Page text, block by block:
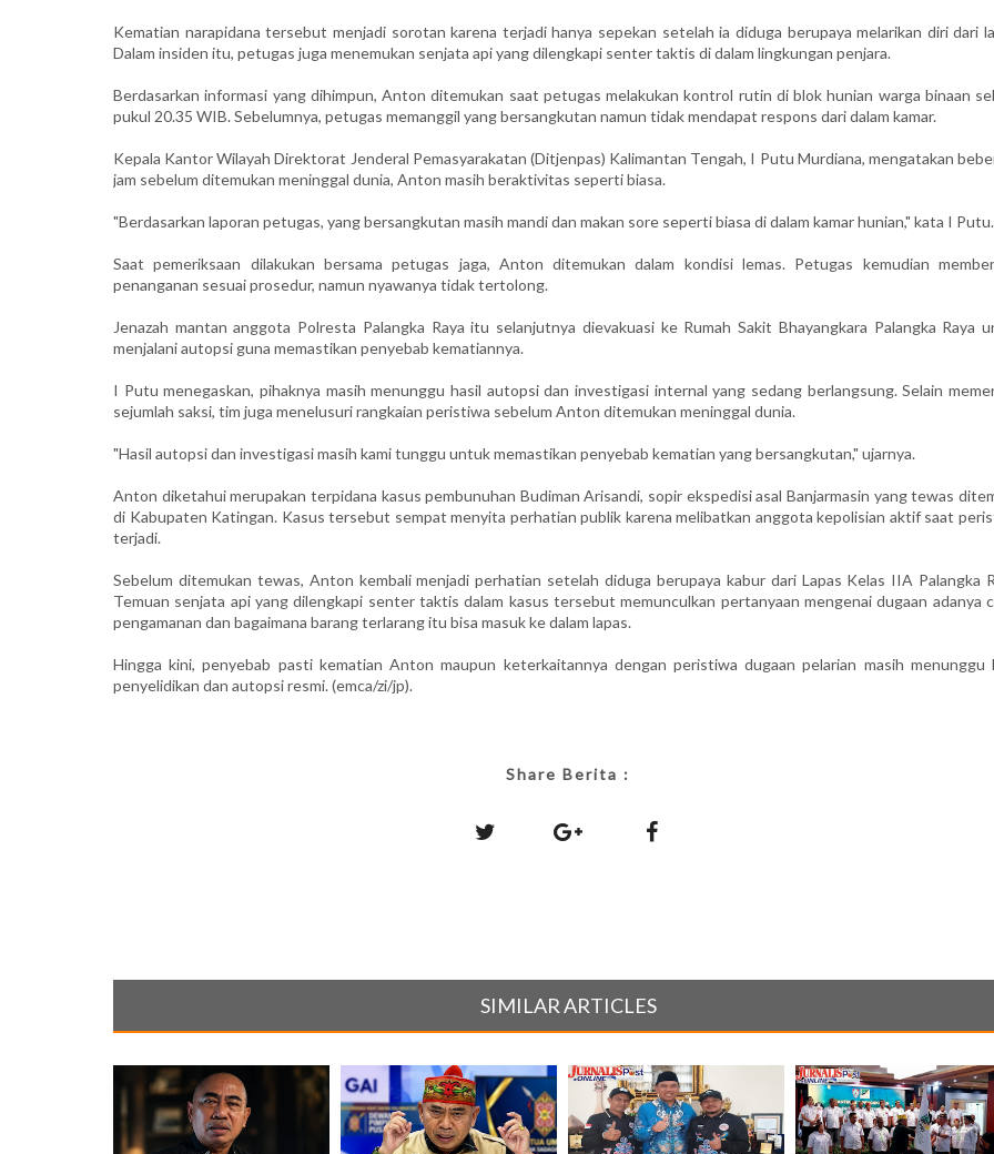
Kematian narapidana tersebut menjadi sorotan karena terjadi hanya sepekan setelah ia diduga berupaya melarikan diri dari
Dalam insiden itu, petugas juga menemukan senjata api yang dilengkapi senter taktis di dalam lingkungan penjara.
Berdasarkan informasi yang dihimpun, Anton ditemukan saat petugas melakukan kontrol rutin di blok hunian warga binaan
pukul 20.35 WIB. Sebelumnya, petugas memanggil yang bersangkutan namun tidak mendapat respons dari dalam kamar.
Kepala Kantor Wilayah Direktorat Jenderal Pemasyarakatan (Ditjenpas) Kalimantan Tengah, I Putu Murdiana, mengatakan
jam sebelum ditemukan meninggal dunia, Anton masih beraktivitas seperti biasa.
"Berdasarkan laporan petugas, yang bersangkutan masih mandi dan makan sore seperti biasa di dalam kamar hunian," kata I Putu.
Saat pemeriksaan dilakukan bersama petugas jaga, Anton ditemukan dalam kondisi lemas. Petugas kemudian
penanganan sesuai prosedur, namun nyawanya tidak tertolong.
Jenazah mantan anggota Polresta Palangka Raya itu selanjutnya dievakuasi ke Rumah Sakit Bhayangkara Palangka Raya
menjalani autopsi guna memastikan penyebab kematiannya.
I Putu menegaskan, pihaknya masih menunggu hasil autopsi dan investigasi internal yang sedang berlangsung. Selain
sejumlah saksi, tim juga menelusuri rangkaian peristiwa sebelum Anton ditemukan meninggal dunia.
"Hasil autopsi dan investigasi masih kami tunggu untuk memastikan penyebab kematian yang bersangkutan," ujarnya.
Anton diketahui merupakan terpidana kasus pembunuhan Budiman Arisandi, sopir ekspedisi asal Banjarmasin yang tewas
di Kabupaten Katingan. Kasus tersebut sempat menyita perhatian publik karena melibatkan anggota kepolisian aktif saat
terjadi.
Sebelum ditemukan tewas, Anton kembali menjadi perhatian setelah diduga berupaya kabur dari Lapas Kelas IIA Palangka
Temuan senjata api yang dilengkapi senter taktis dalam kasus tersebut memunculkan pertanyaan mengenai dugaan adanya
pengamanan dan bagaimana barang terlarang itu bisa masuk ke dalam lapas.
Hingga kini, penyebab pasti kematian Anton maupun keterkaitannya dengan peristiwa dugaan pelarian masih menunggu
penyelidikan dan autopsi resmi. (emca/zi/jp).
Share Berita :
SIMILAR ARTICLES